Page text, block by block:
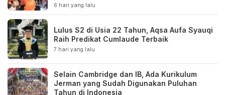
6 hari yang lalu
Lulus S2 di Usia 22 Tahun, Aqsa Aufa Syauqi
Raih Predikat Cumlaude Terbaik
7 hari yang lalu
Selain Cambridge dan IB, Ada Kurikulum
Jerman yang Sudah Digunakan Puluhan
Tahun di Indonesia